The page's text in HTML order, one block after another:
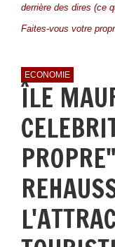
derrière des dires (ce
Faites-vous votre
ECONOMIE
ÎLE